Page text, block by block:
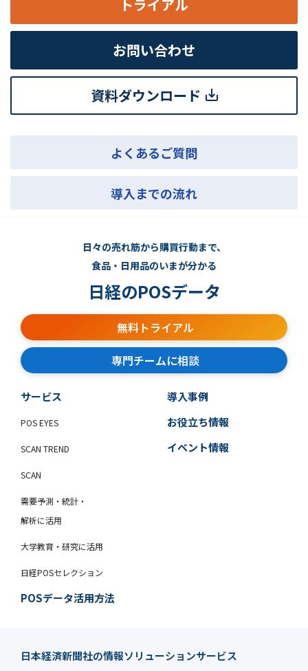
トライアル
お問い合わせ
資料ダウンロード
よくあるご質問
導入までの流れ
日々の売れ筋から購買行動まで、
食品・日用品のいまが分かる
日経のPOSデータ
無料トライアル
専門チームに相談
サービス
POS EYES
SCAN TREND
SCAN
需要予測・統計・
解析に活用
大学教育・研究に活用
日経POSセレクション
POSデータ活用方法
導入事例
お役立ち情報
イベント情報
日本経済新聞社の情報ソリューションサービス